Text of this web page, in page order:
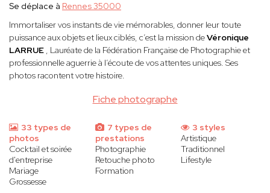
Fiche photographe
Se déplace à Rennes 35000
Immortaliser vos instants de vie mémorables, donner leur toute
puissance aux objets et lieux ciblés, c’est la mission deVéronique
LARRUE , Lauréate de la Fédération Française de Photographie et
professionnelle aguerrie à l’écoute de vos attentes uniques. Ses
photos racontent votre histoire.
33 types de
photos
Cocktail et soirée
d'entreprise
Mariage
Grossesse
7 types de
prestations
Photographie
Retouche photo
Formation
3 styles
Artistique
Traditionnel
Lifestyle